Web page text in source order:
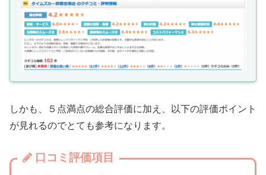
しかも、５点満点の総合評価に加え、以下の評価ポイント
が見れるのでとても参考になります。
口コミ評価項目